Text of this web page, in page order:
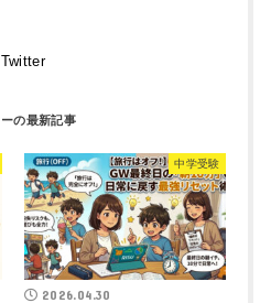
Twitter
中学受験
2026.04.30